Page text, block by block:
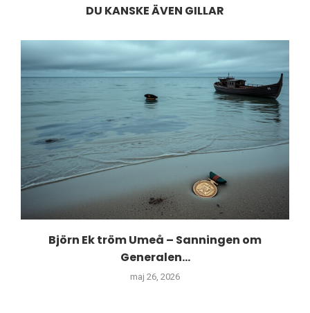
DU KANSKE ÄVEN GILLAR
Björn Ek tröm Umeå – Sanningen om
Generalen...
maj 26, 2026